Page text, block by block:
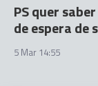
PS quer
de espera de
5 Mar 14:55